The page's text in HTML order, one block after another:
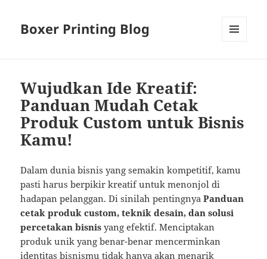
Boxer Printing Blog
Wujudkan Ide Kreatif:
Panduan Mudah Cetak
Produk Custom untuk Bisnis
Kamu!
Dalam dunia bisnis yang semakin kompetitif, kamu
pasti harus berpikir kreatif untuk menonjol di
hadapan pelanggan. Di sinilah pentingnyaPanduan
cetak produk custom, teknik desain, dan solusi
percetakan bisnis yang efektif. Menciptakan
produk unik yang benar-benar mencerminkan
identitas bisnismu tidak hanya akan menarik